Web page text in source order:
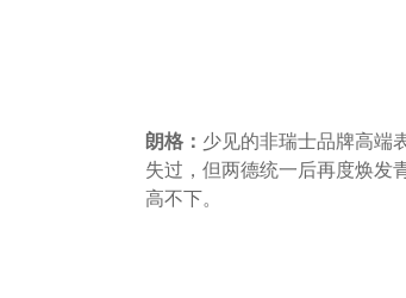
朗格： 少见的非瑞士品牌高端
失过，但两德统一后再度焕发
高不下。